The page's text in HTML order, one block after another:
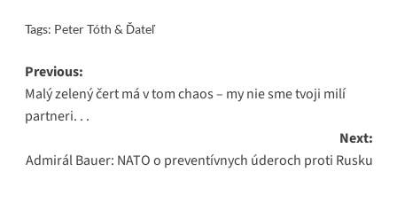
Tags: Peter Tóth & Ďateľ
Post
navigation
Previous:
Malý zelený čert má v tom chaos – my nie sme tvoji milí
partneri. . .
Next:
Admirál Bauer: NATO o preventívnych úderoch proti Rusku